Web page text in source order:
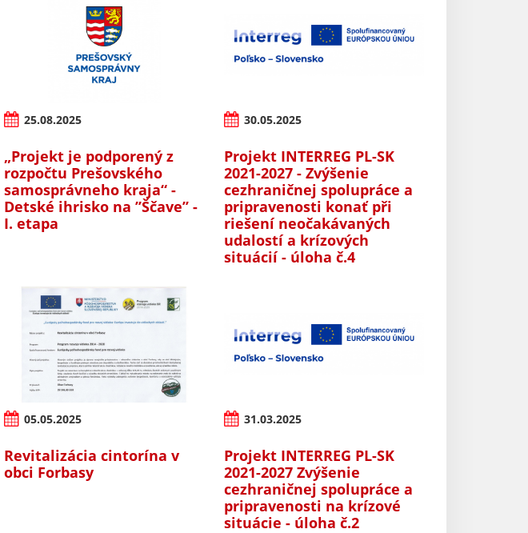
25.08.2025
„Projekt je podporený z
rozpočtu Prešovského
samosprávneho kraja“ -
Detské ihrisko na ’’Ščave’’ -
I. etapa
30.05.2025
Projekt INTERREG PL-SK
2021-2027 - Zvýšenie
cezhraničnej spolupráce a
pripravenosti konať při
riešení neočakávaných
udalostí a krízových
situácií - úloha č.4
05.05.2025
Revitalizácia cintorína v
obci Forbasy
31.03.2025
Projekt INTERREG PL-SK
2021-2027 Zvýšenie
cezhraničnej spolupráce a
pripravenosti na krízové
situácie - úloha č.2